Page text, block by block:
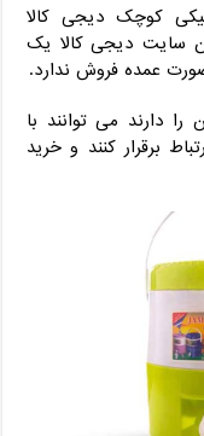
کوچک دیجی کالا
سایت دیجی کالا یک
عمده فروش ندارد.
دارند می توانند با
برقرار کنند و خرید